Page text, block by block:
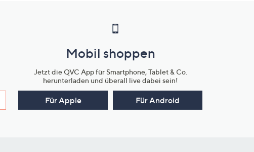
Mobil shoppen
Jetzt die QVC App für Smartphone, Tablet & Co.
herunterladen und überall live dabei sein!
Für Apple Für Android